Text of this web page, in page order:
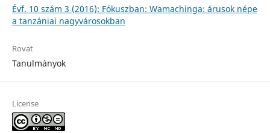
Évf. 10 szám 3 (2016): Fókuszban: Wamachinga: árusok népe
a tanzániai nagyvárosokban
Rovat
Tanulmányok
License